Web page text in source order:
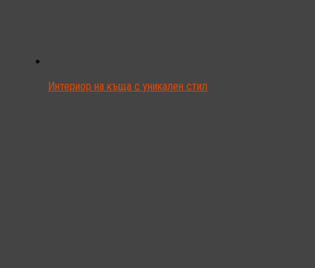
Интериор на къща с уникален стил